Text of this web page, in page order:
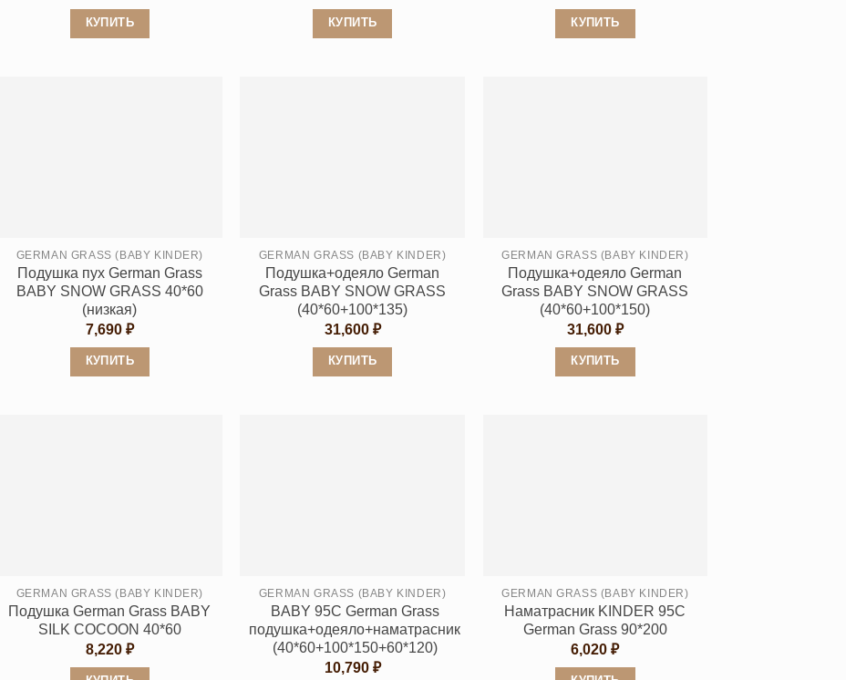
составляла
21,204 ₽.
КУПИТЬ
странице
товара.
КУПИТЬ
странице
товара.
составляла
2,900 ₽.
КУПИТЬ
странице
товара.
GERMAN GRASS (BABY KINDER)
Подушка пух German Grass
BABY SNOW GRASS 40*60
(низкая)
7,690 ₽
КУПИТЬ
странице
товара.
GERMAN GRASS (BABY KINDER)
Подушка+одеяло German
Grass BABY SNOW GRASS
(40*60+100*135)
31,600 ₽
КУПИТЬ
странице
товара.
GERMAN GRASS (BABY KINDER)
Подушка+одеяло German
Grass BABY SNOW GRASS
(40*60+100*150)
31,600 ₽
КУПИТЬ
странице
товара.
GERMAN GRASS (BABY KINDER)
Подушка German Grass BABY
SILK COCOON 40*60
8,220 ₽
GERMAN GRASS (BABY KINDER)
BABY 95C German Grass
подушка+одеяло+наматрасник
(40*60+100*150+60*120)
10,790 ₽
GERMAN GRASS (BABY KINDER)
Наматрасник KINDER 95C
German Grass 90*200
6,020₽